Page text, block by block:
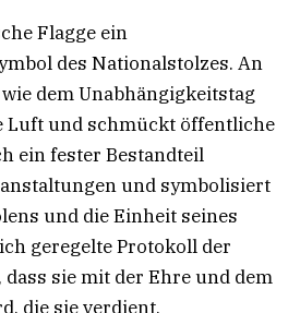
Flagge ein
des Nationalstolzes. An
dem Unabhängigkeitstag
Luft und schmückt öffentliche
ein fester Bestandteil
und symbolisiert
und die Einheit seines
geregelte Protokoll der
sie mit der Ehre und dem
die sie verdient.